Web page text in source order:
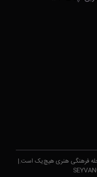
فرهنگی هنری هیچ‌یک است.|